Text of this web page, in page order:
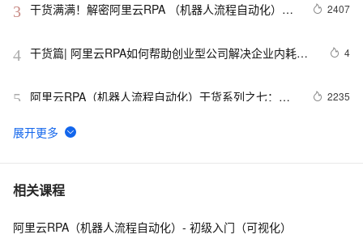
3 干货满满！解密阿里云RPA （机器人流程自动化）的
2407
4 干货篇| 阿里云RPA如何帮助创业型公司解决企业内耗
4
5
阿里云RPA（机器人流程自动化）干货系列之七：编
2235
6
独家消息：阿里云悄然推出RPA云电脑，已与多家RPA
7 今天我们来聊聊估值30亿美金的RPA究竟是何方神圣？
8 5 天精通阿里云 RPA：流程设计
相关课程
阿里云RPA（机器人流程自动化）- 初级入门（可视化）